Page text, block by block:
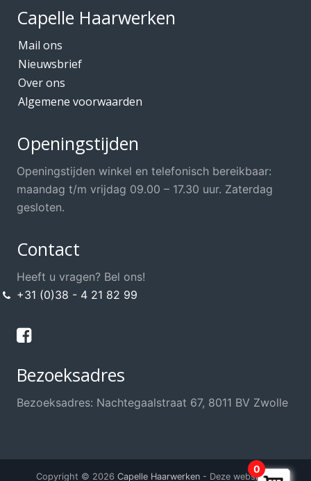
Capelle Haarwerken
Mail ons
Nieuwsbrief
Over ons
Algemene voorwaarden
Openingstijden
Openingstijden winkel en telefonisch bereikbaar:
maandag t/m vrijdag 09.00 – 17.30 uur. Zaterdag
gesloten.
Contact
Heeft u vragen? Bel ons!
+31 (0)38 - 4 21 82 99
Bezoeksadres
Bezoeksadres: Nachtegaalstraat 67, 8011 BV Zwolle
Copyright © 2026 Capelle Haarwerken- Deze website is
0